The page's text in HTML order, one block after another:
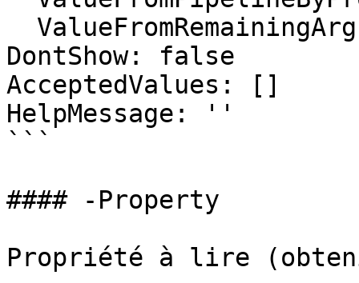
DontShow: false
AcceptedValues: []
HelpMessage: ''
```
#### -Property
Propriété à lire